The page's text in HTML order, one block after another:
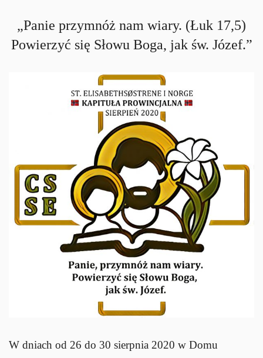
„Panie przymnóż nam wiary. (Łuk 17,5)
Powierzyć się Słowu Boga, jak św. Józef.”
W dniach od 26 do 30 sierpnia 2020 w Domu